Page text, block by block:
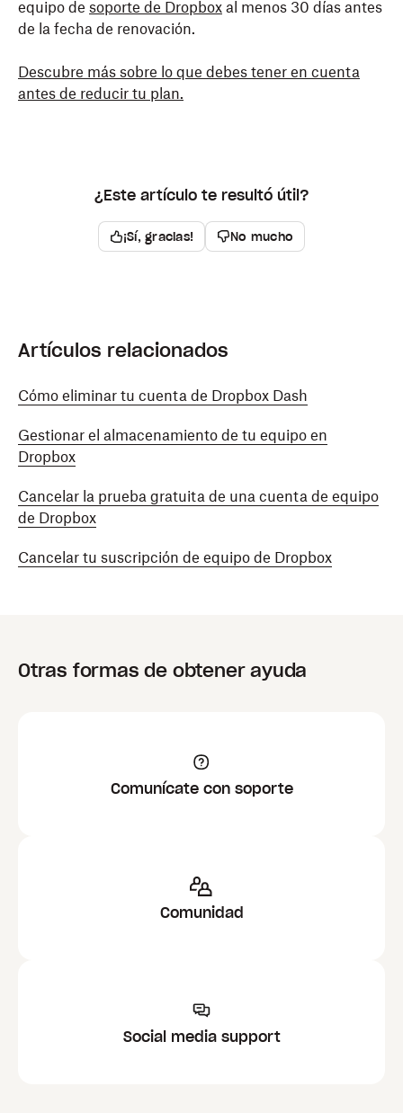
equipo de soporte de Dropbox al menos 30 días antes
de la fecha de renovación.
Descubre más sobre lo que debes tener en cuenta
antes de reducir tu plan.
¿Este artículo te resultó útil?
¡Sí, gracias! No mucho
Artículos relacionados
Cómo eliminar tu cuenta de Dropbox Dash
Gestionar el almacenamiento de tu equipo en
Dropbox
Cancelar la prueba gratuita de una cuenta de equipo
de Dropbox
Cancelar tu suscripción de equipo de Dropbox
Otras formas de obtener ayuda
Comunícate con soporte
Comunidad
Social media support